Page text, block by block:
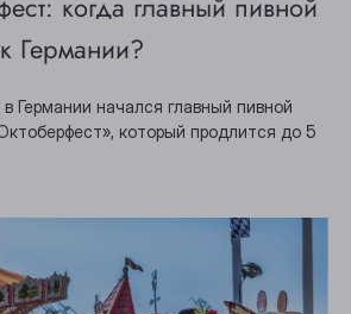
Германии?
Германии начался главный пивной
который продлится до 5